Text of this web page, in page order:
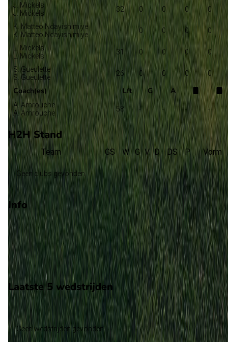
J. Mickels
J. Mickels
32 0 0 0 0
K. Matteo Ndayishimiye
K. Matteo Ndayishimiye
0 0 0 0
L. Mickels
L. Mickels
31 0 0 0 0
S. Gueulette
S. Gueulette
26 0 0 0 0
Coach(es) Lft G A
A. Amrouche
A. Amrouche
58 - - - -
H2H Stand
Team GS W G V D DS P Vorm
Geen clubs gevonden
Info
Op 6 juni 2026 gaat Comoren de strijd aan met Rwanda. De
wedstrijd wordt afgetrapt om 16:00 en wordt gespeeld in de
Vriendschappelijke wedstrijden.
Stadion: Onbekend
Scheidsrechter: Onbekend
Laatste 5 wedstrijden
H2H
Comoren
Rwanda
Geen wedstrijden gevonden